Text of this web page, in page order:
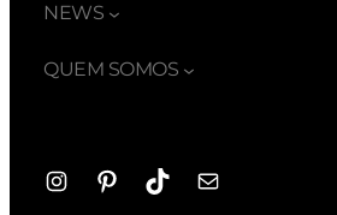
NEWS
QUEM SOMOS
InstagramPinterestTikTokE-